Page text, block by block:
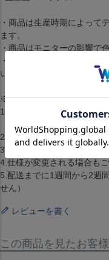
・商品は生産時期によって
ます。
・商品はモニターの影響で
・洗濯・アイロンの使用に
い。
※取り寄せ注文規約※
1.2点以上のお買い上げの場
（配送料・手数料は初回発
2.お客様都合によるキャン
3.メーカーが在庫を確保で
4.仕様が変更される場合もご
5.配送までに1週間から2週
せん）
レビューを書く
この商品を見たお客